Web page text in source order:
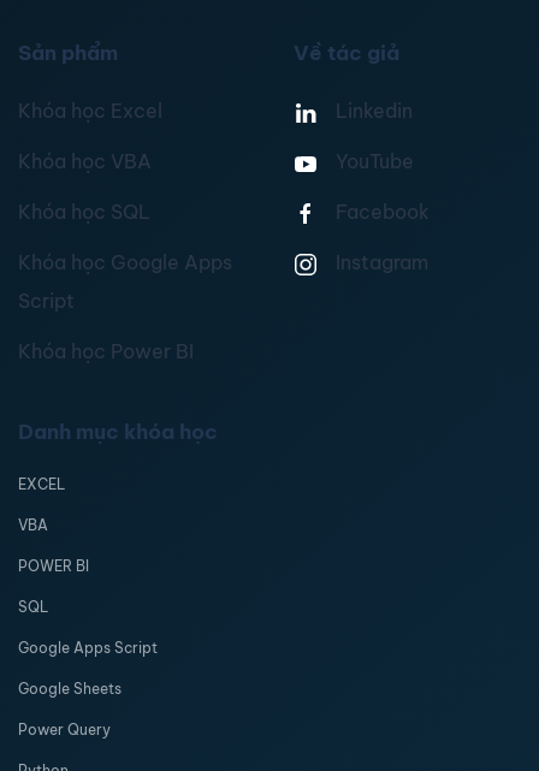
Sản phẩm
Khóa học Excel
Khóa học VBA
Khóa học SQL
Khóa học Google Apps
Script
Khóa học Power BI
Về tác giả
Linkedin
YouTube
Facebook
Instagram
Danh mục khóa học
EXCEL
VBA
POWER BI
SQL
Google Apps Script
Google Sheets
Power Query